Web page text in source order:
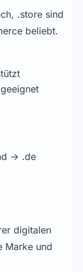
.store sind
beliebt.
→ .de
digitalen
Marke und